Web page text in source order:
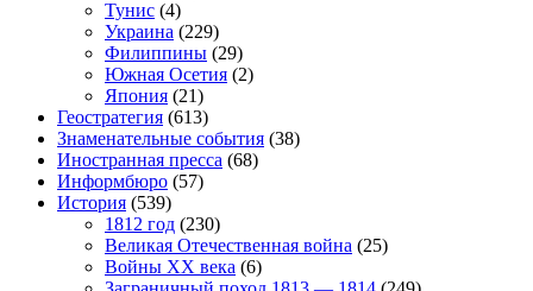
Тунис (4)
Украина (229)
Филиппины (29)
Южная Осетия (2)
Япония (21)
Геостратегия (613)
Знаменательные события (38)
Иностранная пресса (68)
Информбюро (57)
История (539)
1812 год (230)
Великая Отечественная война (25)
Войны XX века (6)